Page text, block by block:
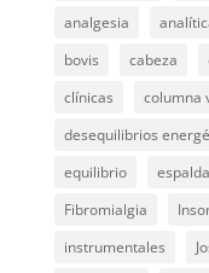
analgesia
bovis
cabeza
clínicas
columna
desequilibrios
equilibrio
espalda
Fibromialgia
instrumentales